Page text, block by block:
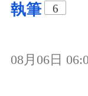
執筆
6
08月06日